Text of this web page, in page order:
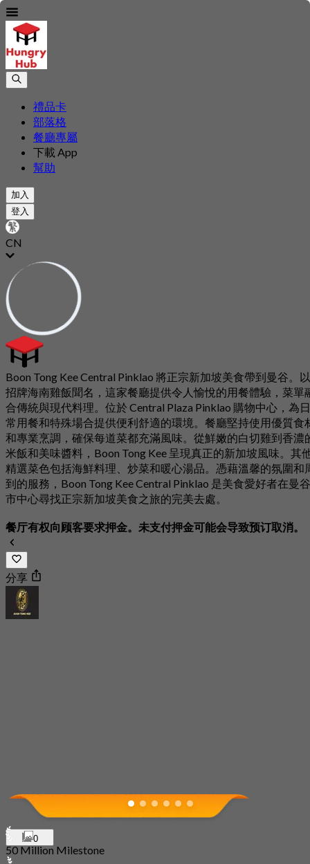
禮品卡
部落格
餐廳專屬
下載 App
幫助
加入
登入
CN
Boon Tong Kee Central Pinklao 將正宗新加坡美食帶到曼谷。以
招牌海南雞飯聞名，這家餐廳提供令人愉悅的用餐體驗，菜單
合傳統與現代料理。位於 Central Plaza Pinklao 購物中心，為日
常用餐和特殊場合提供便利舒適的環境。餐廳堅持使用優質食
和專業烹調，確保每道菜都充滿風味。從鮮嫩的白切雞到香濃
米飯和美味醬料，Boon Tong Kee 呈現真正的新加坡風味。其
精選菜色包括海鮮料理、炒菜和暖心湯品。憑藉溫馨的氛圍和
到的服務，Boon Tong Kee Central Pinklao 是美食愛好者在曼谷
市中心尋找正宗新加坡美食之旅的完美去處。
餐厅有权向顾客要求押金。未支付押金可能会导致预订取消。
分享
0
50 Million Milestone